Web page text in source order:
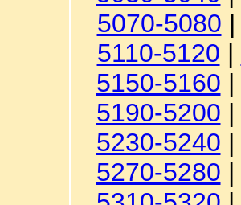
5070-5080 |
5110-5120 |
5150-5160 |
5190-5200 |
5230-5240 |
5270-5280 |